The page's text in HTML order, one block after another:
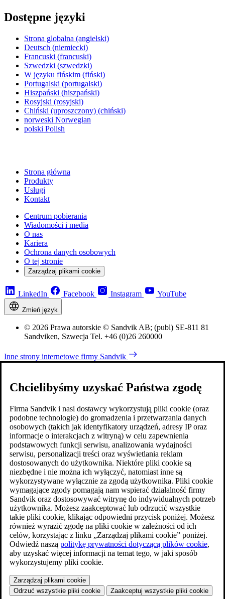
Dostępne języki
Strona globalna (angielski)
Deutsch (niemiecki)
Francuski (francuski)
Szwedzki (szwedzki)
W języku fińskim (fiński)
Portugalski (portugalski)
Hiszpański (hiszpański)
Rosyjski (rosyjski)
Chiński (uproszczony) (chiński)
norweski Norwegian
polski Polish
Strona główna
Produkty
Usługi
Kontakt
Centrum pobierania
Wiadomości i media
O nas
Kariera
Ochrona danych osobowych
O tej stronie
Zarządzaj plikami cookie
LinkedIn Facebook Instagram YouTube
Zmień język
© 2026 Prawa autorskie © Sandvik AB; (publ) SE-811 81
Sandviken, Szwecja Tel. +46 (0)26 260000
Inne strony internetowe firmy Sandvik
Chcielibyśmy uzyskać Państwa zgodę
Firma Sandvik i nasi dostawcy wykorzystują pliki cookie (oraz
podobne technologie) do gromadzenia i przetwarzania danych
osobowych (takich jak identyfikatory urządzeń, adresy IP oraz
informacje o interakcjach z witryną) w celu zapewnienia
podstawowych funkcji serwisu, analizowania wydajności
serwisu, personalizacji treści oraz wyświetlania reklam
dostosowanych do użytkownika. Niektóre pliki cookie są
niezbędne i nie można ich wyłączyć, natomiast inne są
wykorzystywane wyłącznie za zgodą użytkownika. Pliki cookie
wymagające zgody pomagają nam wspierać działalność firmy
Sandvik oraz dostosowywać witrynę do indywidualnych potrzeb
użytkownika. Możesz zaakceptować lub odrzucić wszystkie
takie pliki cookie, klikając odpowiedni przycisk poniżej. Możesz
również wyrazić zgodę na pliki cookie w zależności od ich
celów, korzystając z linku „Zarządzaj plikami cookie” poniżej.
Odwiedź naszą politykę prywatności dotyczącą plików cookie,
aby uzyskać więcej informacji na temat tego, w jaki sposób
wykorzystujemy pliki cookie.
Zarządzaj plikami cookie
Odrzuć wszystkie pliki cookie
Zaakceptuj wszystkie pliki cookie